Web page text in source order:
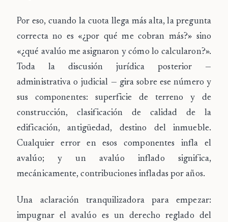
Por eso, cuando la cuota llega más alta, la pregunta
correcta no es «¿por qué me cobran más?» sino
«¿qué avalúo me asignaron y cómo lo calcularon?».
Toda la discusión jurídica posterior —
administrativa o judicial — gira sobre ese número y
sus componentes: superficie de terreno y de
construcción, clasificación de calidad de la
edificación, antigüedad, destino del inmueble.
Cualquier error en esos componentes infla el
avalúo; y un avalúo inflado significa,
mecánicamente, contribuciones infladas por años.
Una aclaración tranquilizadora para empezar:
impugnar el avalúo es underecho reglado del